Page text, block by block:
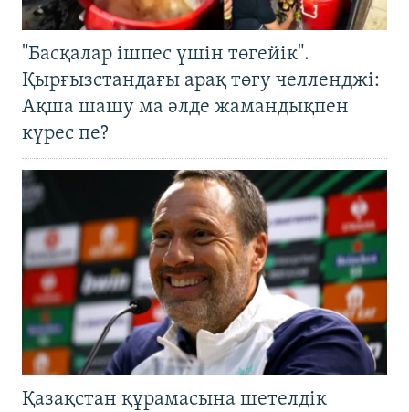
"Басқалар ішпес үшін төгейік".
Қырғызстандағы арақ төгу челленджі:
Ақша шашу ма әлде жамандықпен
күрес пе?
Қазақстан құрамасына шетелдік